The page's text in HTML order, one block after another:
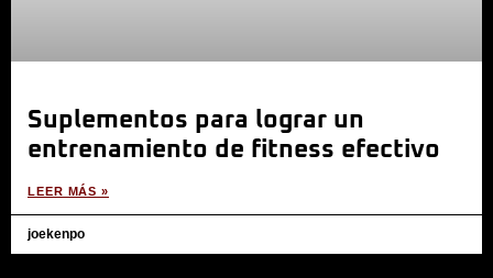
Suplementos para lograr un
entrenamiento de fitness efectivo
LEER MÁS »
joekenpo